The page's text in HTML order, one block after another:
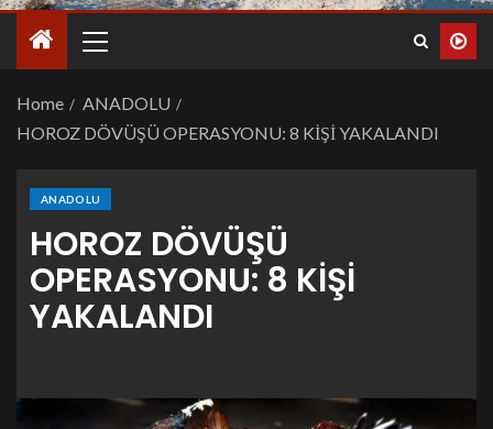
Home
ANADOLU
HOROZ DÖVÜŞÜ OPERASYONU: 8 KİŞİ YAKALANDI
ANADOLU
HOROZ DÖVÜŞÜ
OPERASYONU: 8 KİŞİ
YAKALANDI